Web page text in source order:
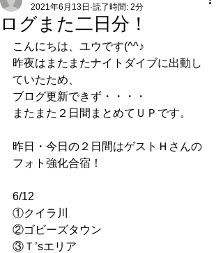
ログまた二日分！
2021年6月13日 読了時間: 2分
こんにちは、ユウです(^^♪
昨夜はまたまたナイトダイブに出動し
ていたため、
ブログ更新できず・・・・
またまた２日間まとめてＵＰです。
昨日・今日の２日間はゲストＨさんの
フォト強化合宿！
6/12
①クイラ川
②ゴビーズタウン
③Ｔ’sエリア